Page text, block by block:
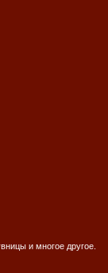
и многое другое.